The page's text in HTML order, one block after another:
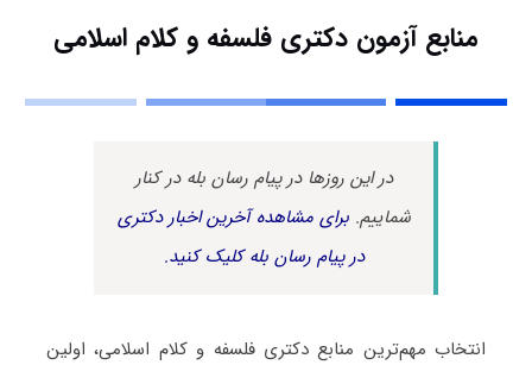
منابع آزمون دکتری فلسفه و کلام اسلامی
در این روزها در پیام رسان بله در کنار
شماییم.برای مشاهده آخرین اخبار دکتری
در پیام رسان بله کلیک کنید.
انتخاب مهم‌ترین منابع دکتری فلسفه و کلام اسلامی، اولین